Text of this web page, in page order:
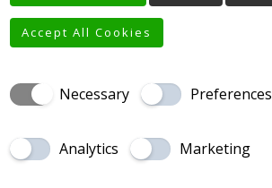
Informativa Privacy Per Fornitori
HOME CHI SIAMO SERVIZI
PRIVACY
Accept All Cookies
Necessary Preferences
Analytics Marketing